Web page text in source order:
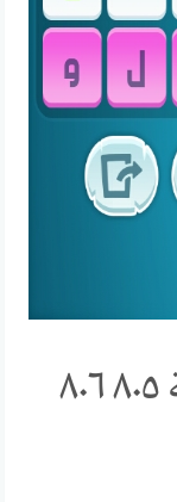
حل كلمات كراش مرحلة ٨٠٥ ٨٠٦